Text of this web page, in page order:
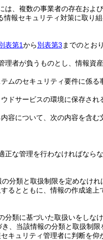
、複数の事業者の存在およ
報セキュリティ対策に取り
表第1から別表第3 までのとお
者が負うものとし、情報資
ムのセキュリティ要件に係
ドサービスの環境に保存され
について、次の内容を含む
な管理を行わなければならな
分類と取扱制限を定めなけれ
るとともに、情報の作成途
類に基づいた取扱いをしなけ
、当該情報の分類と取扱制限
キュリティ管理者に判断を仰